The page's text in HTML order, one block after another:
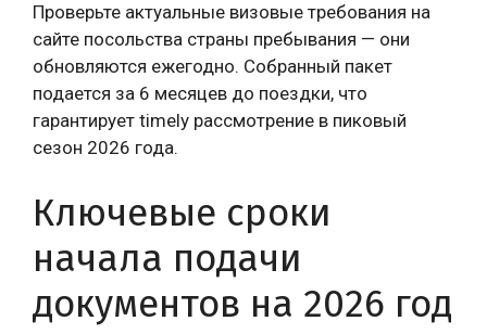
Проверьте актуальные визовые требования на
сайте посольства страны пребывания — они
обновляются ежегодно. Собранный пакет
подается за 6 месяцев до поездки, что
гарантирует timely рассмотрение в пиковый
сезон 2026 года.
Ключевые сроки
начала подачи
документов на 2026 год